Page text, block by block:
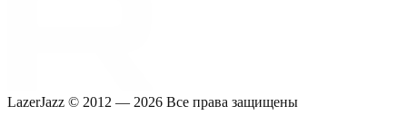
LazerJazz © 2012 — 2026 Все права защищены